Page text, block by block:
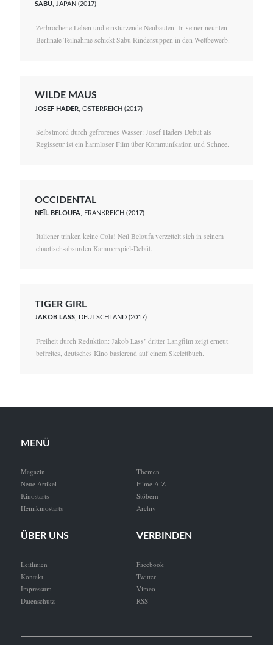
SABU, JAPAN (2017)
Zerbrochene Leben und einstürzende Neubauten: In seiner neunten
Berlinale-Teilnahme schickt Sabu Rindersuppen in den Wettbewerb.
WILDE MAUS
JOSEF HADER , ÖSTERREICH (2017)
Selbstmord durch gefrorenes Wasser: Josef Haders Debüt als
Regisseur ist ein harmloser Film über Kommunikation und Schnee.
OCCIDENTAL
NEÏL BELOUFA , FRANKREICH (2017)
Italiener trinken keine Cola! Neïl Beloufa verzettelt sich in seinem
chaotisch-absurden Kammerspiel-Debüt.
TIGER GIRL
JAKOB LASS, DEUTSCHLAND (2017)
Freiheit durch Reduktion: Jakob Lass’ dritter Langfilm zeigt erneut
befreites, deutsches Kino basierend auf einem Skelettbuch.
MENÜ
Magazin
Neue Artikel
Kinostarts
Heimkinostarts
Themen
Filme A-Z
Stöbern
Archiv
ÜBER UNS
Leitlinien
Kontakt
Impressum
Datenschutz
VERBINDEN
Facebook
Twitter
Vimeo
RSS